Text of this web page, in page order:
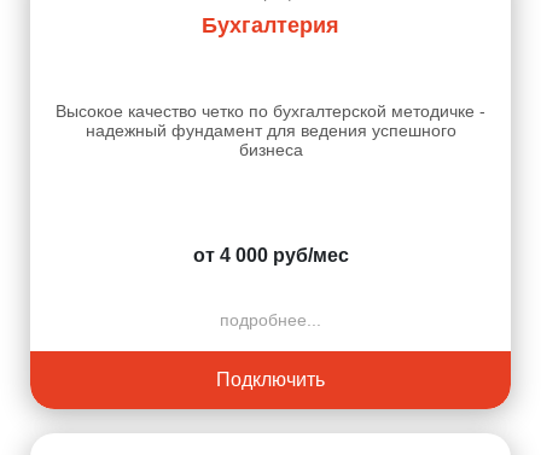
Бухгалтерия
Высокое качество четко по бухгалтерской методичке -
надежный фундамент для ведения успешного
бизнеса
от 4 000 руб/мес
подробнее...
Подключить